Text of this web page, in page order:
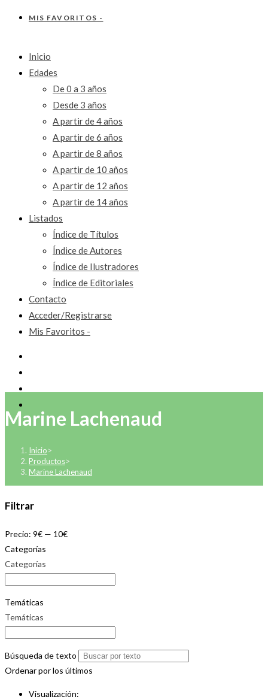
MIS FAVORITOS -
Inicio
Edades
De 0 a 3 años
Desde 3 años
A partir de 4 años
A partir de 6 años
A partir de 8 años
A partir de 10 años
A partir de 12 años
A partir de 14 años
Listados
Índice de Títulos
Índice de Autores
Índice de Ilustradores
Índice de Editoriales
Contacto
Acceder/Registrarse
Mis Favoritos -
Marine Lachenaud
Inicio>
Productos>
Marine Lachenaud
Filtrar
Precio: 9€ — 10€
Categorías
Categorías
Temáticas
Temáticas
Búsqueda de texto
Ordenar por los últimos
Visualización: